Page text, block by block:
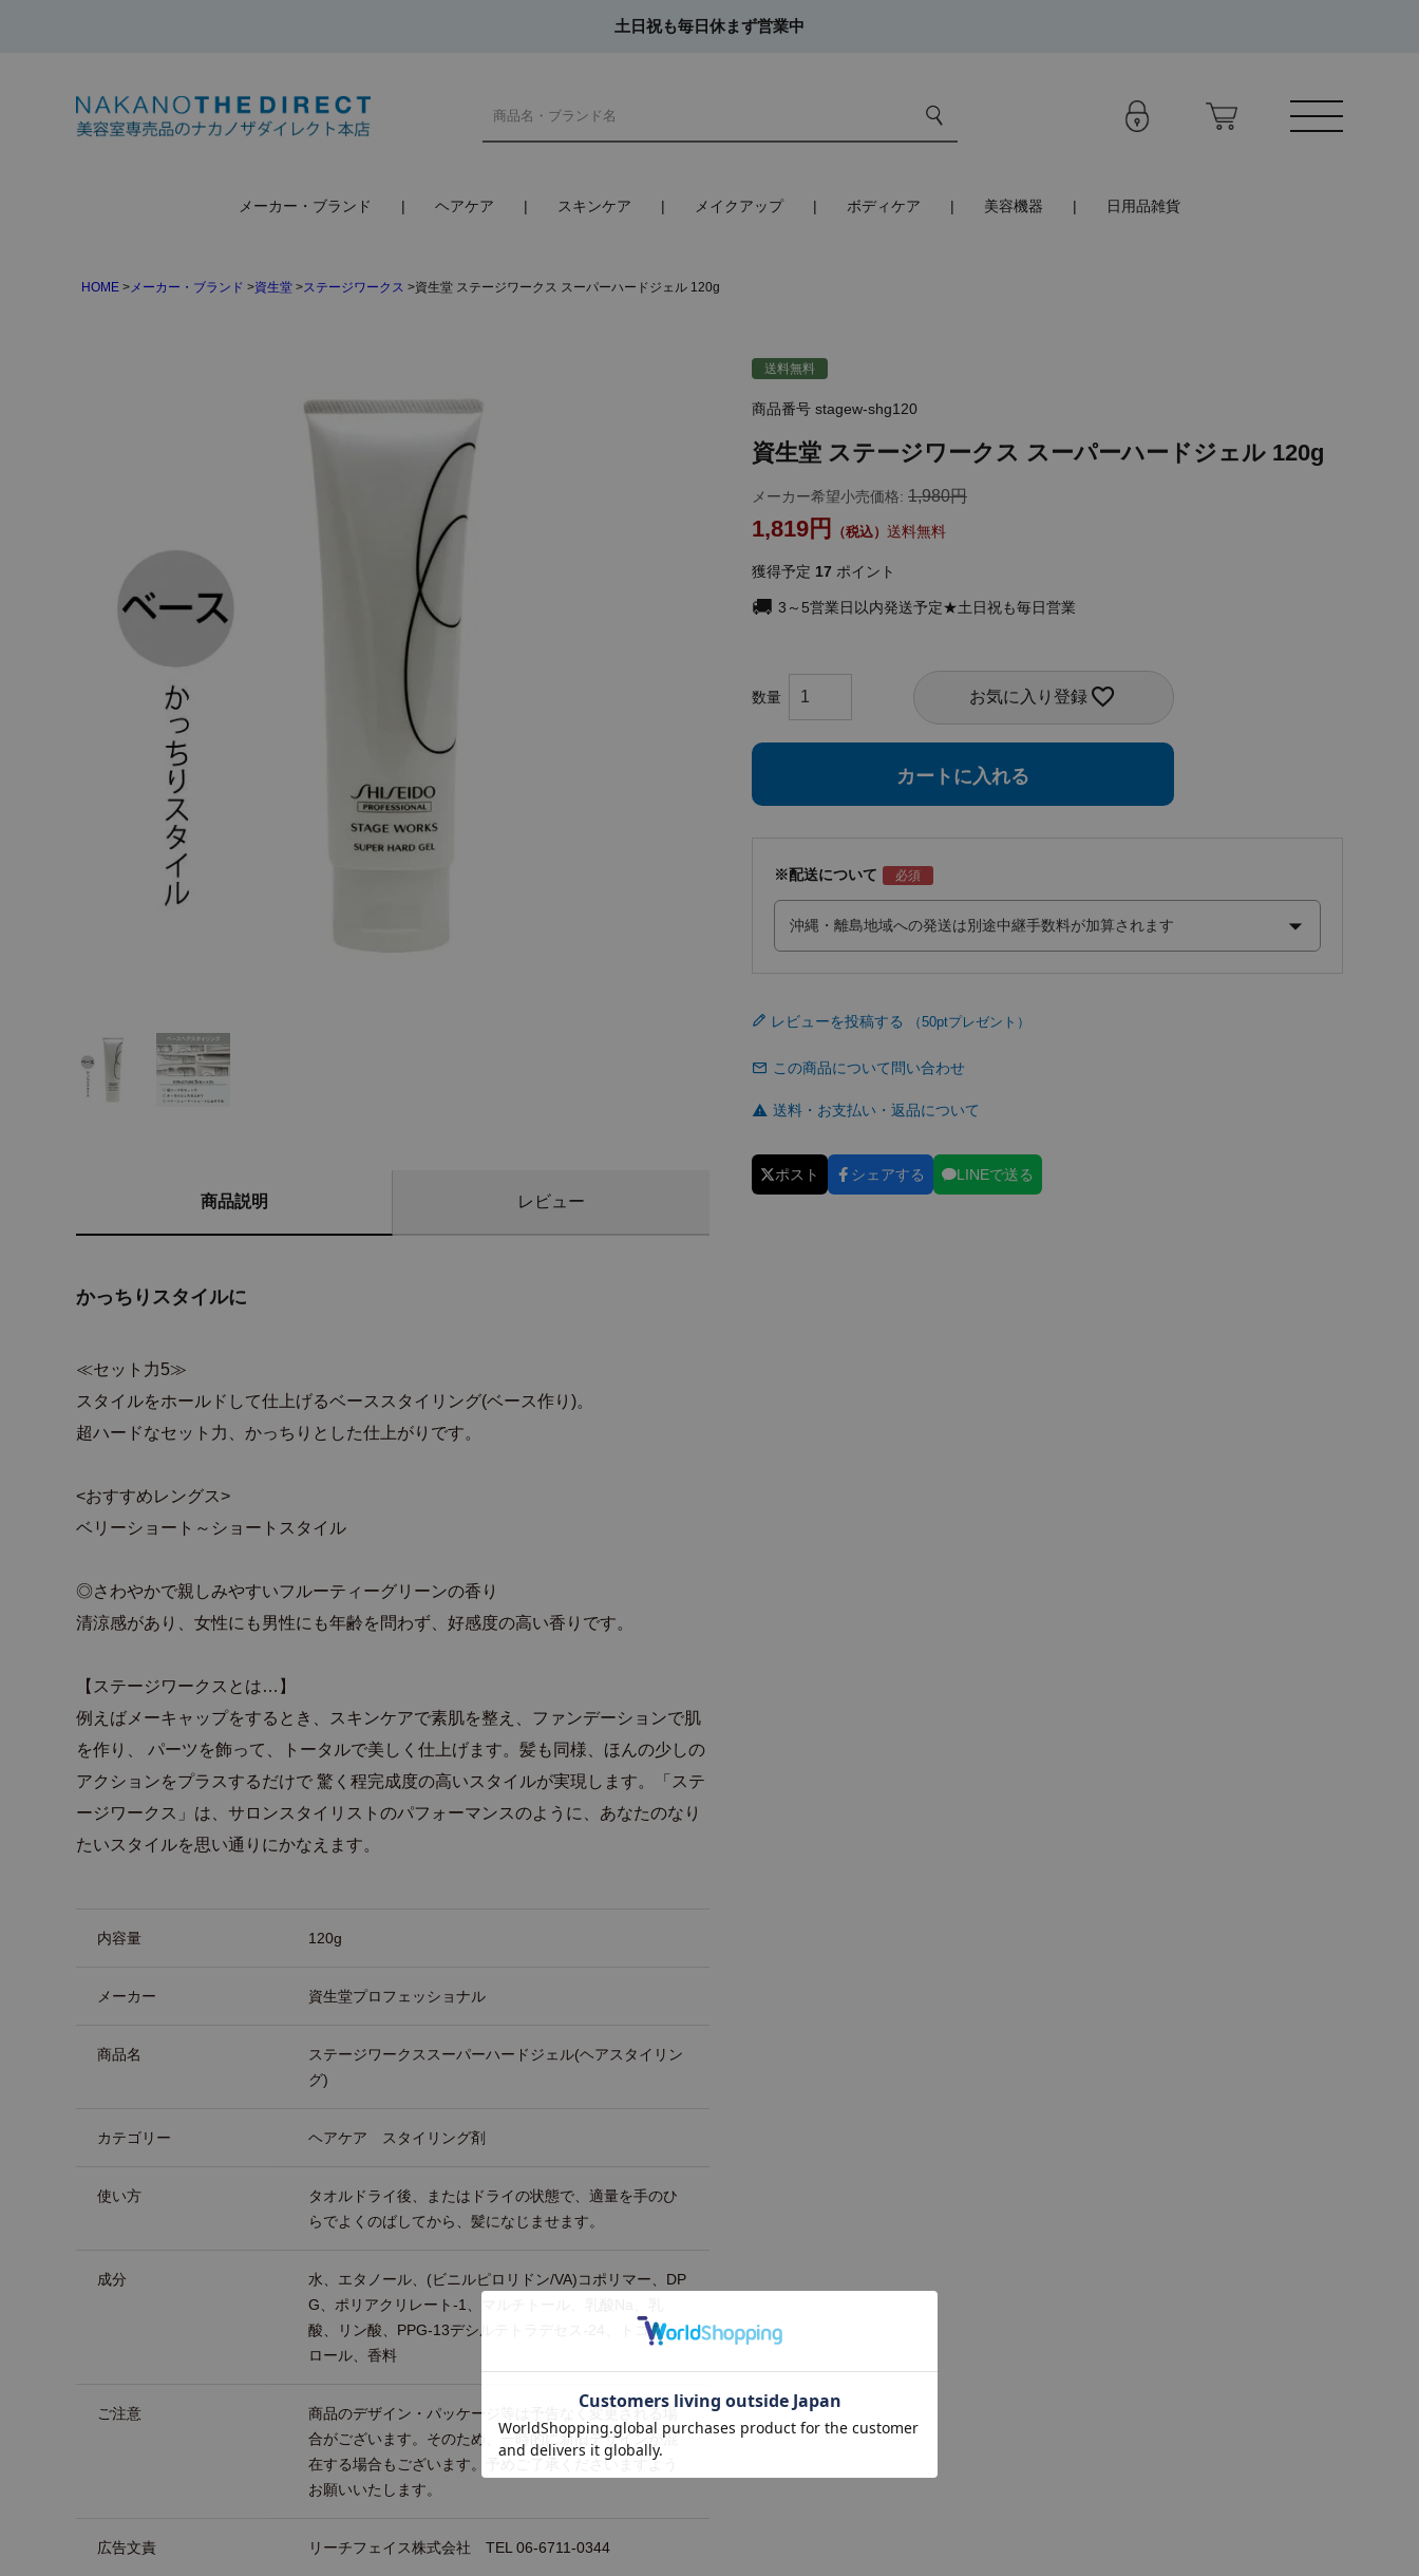
土日祝も毎日休まず営業中
メーカー・ブランド ヘアケア スキンケア メイクアップ ボディケア 美容機器 日用品雑貨
HOME メーカー・ブランド 資生堂 ステージワークス 資生堂 ステージワークス スーパーハードジェル 120g
商品説明 レビュー
かっちりスタイルに
≪セット力5≫
スタイルをホールドして仕上げるベーススタイリング(ベース作り)。
超ハードなセット力、かっちりとした仕上がりです。
<おすすめレングス>
ベリーショート～ショートスタイル
◎さわやかで親しみやすいフルーティーグリーンの香り
清涼感があり、女性にも男性にも年齢を問わず、好感度の高い香りです。
【ステージワークスとは…】
例えばメーキャップをするとき、スキンケアで素肌を整え、ファンデーションで肌
を作り、 パーツを飾って、トータルで美しく仕上げます。髪も同様、ほんの少しの
アクションをプラスするだけで 驚く程完成度の高いスタイルが実現します。「ステ
ージワークス」は、サロンスタイリストのパフォーマンスのように、あなたのなり
たいスタイルを思い通りにかなえます。
内容量 120g
メーカー 資生堂プロフェッショナル
商品名
ステージワークススーパーハードジェル(ヘアスタイリン
グ)
カテゴリー ヘアケア スタイリング剤
使い方
タオルドライ後、またはドライの状態で、適量を手のひ
らでよくのばしてから、髪になじませます。
成分
水、エタノール、(ビニルピロリドン/VA)コポリマー、DP
G、ポリアクリレート-1、マルチトール、乳酸Na、乳
酸、リン酸、PPG-13デシルテトラデセス-24、トコフェ
ロール、香料
ご注意
商品のデザイン・パッケージ等は予告なく変更される場
合がございます。そのため、一時的に新旧デザインが混
在する場合もございます。予めご了承くださいますよう
お願いいたします。
広告文責 リーチフェイス株式会社 TEL 06-6711-0344
送料無料
商品番号 stagew-shg120
資生堂 ステージワークス スーパーハードジェル 120g
メーカー希望小売価格: 1,980
1,819 送料無料
獲得予定 17 ポイント
3～5営業日以内発送予定★土日祝も毎日営業
お気に入り登録
カートに入れる
※配送について
レビューを投稿する
この商品について問い合わせ
送料・お支払い・返品について
ポスト シェアする LINEで送る